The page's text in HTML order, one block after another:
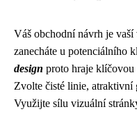
Váš obchodní návrh je
zanecháte u potenciálního
design proto hraje klíčovou
Zvolte čisté linie, atraktivní
Využijte sílu vizuální